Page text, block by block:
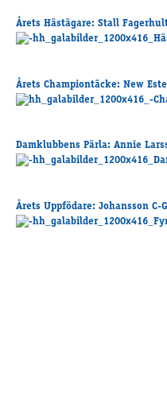
Ledningsgrupp
Styrelsen
Åby Trav­sällskap
Press
Årets Hästägare: Stall
Årets Championtäcke: New
Damklubbens Pärla: Annie
Årets Uppfödare: Johansson C-